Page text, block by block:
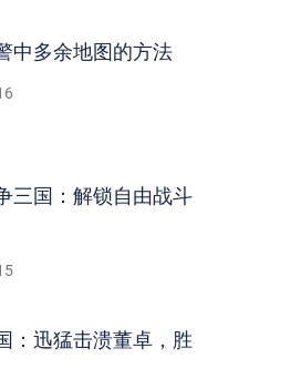
中多余地图的方法
三国：解锁自由战斗
：迅猛击溃董卓，胜